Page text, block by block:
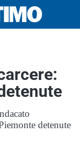
detenute